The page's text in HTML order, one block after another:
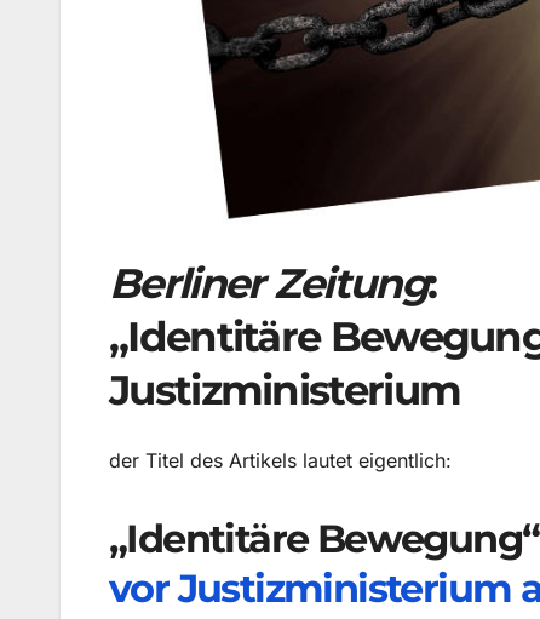
Berliner Zeitung:
„Identitäre
Justizministerium
der Titel des Artikels lautet eigentlich:
„Identitäre Bewegung“
vor Justizministerium